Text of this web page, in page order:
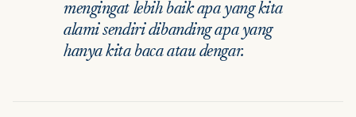
mengingat lebih baik apa yang kita
alami sendiri dibanding apa yang
hanya kita baca atau dengar.